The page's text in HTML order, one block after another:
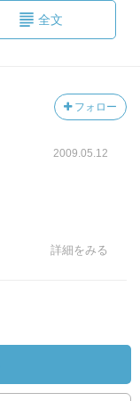
全文
フォロー
2009.05.12
詳細をみる